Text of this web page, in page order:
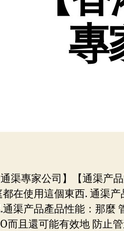
專
通渠專家公司】【通渠
在使用這個東西. 通渠
渠产品產品性能：那麼
而且還可能有效地 防止